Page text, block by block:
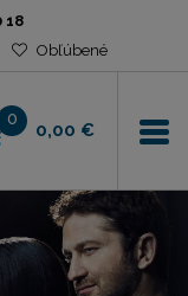
18
Obľúbené
0
0,00 €